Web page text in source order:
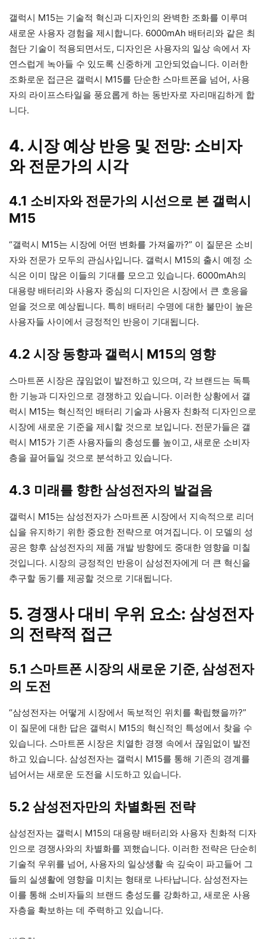
갤럭시 M15는 기술적 혁신과 디자인의 완벽한 조화를 이루며
새로운 사용자 경험을 제시합니다. 6000mAh 배터리와 같은 최
첨단 기술이 적용되면서도, 디자인은 사용자의 일상 속에서 자
연스럽게 녹아들 수 있도록 신중하게 고안되었습니다. 이러한
조화로운 접근은 갤럭시 M15를 단순한 스마트폰을 넘어, 사용
자의 라이프스타일을 풍요롭게 하는 동반자로 자리매김하게 합
니다.
4. 시장 예상 반응 및 전망: 소비자
와 전문가의 시각
4.1 소비자와 전문가의 시선으로 본 갤럭시
M15
“갤럭시 M15는 시장에 어떤 변화를 가져올까?” 이 질문은 소비
자와 전문가 모두의 관심사입니다. 갤럭시 M15의 출시 예정 소
식은 이미 많은 이들의 기대를 모으고 있습니다. 6000mAh의
대용량 배터리와 사용자 중심의 디자인은 시장에서 큰 호응을
얻을 것으로 예상됩니다. 특히 배터리 수명에 대한 불만이 높은
사용자들 사이에서 긍정적인 반응이 기대됩니다.
4.2 시장 동향과 갤럭시 M15의 영향
스마트폰 시장은 끊임없이 발전하고 있으며, 각 브랜드는 독특
한 기능과 디자인으로 경쟁하고 있습니다. 이러한 상황에서 갤
럭시 M15는 혁신적인 배터리 기술과 사용자 친화적 디자인으로
시장에 새로운 기준을 제시할 것으로 보입니다. 전문가들은 갤
럭시 M15가 기존 사용자들의 충성도를 높이고, 새로운 소비자
층을 끌어들일 것으로 분석하고 있습니다.
4.3 미래를 향한 삼성전자의 발걸음
갤럭시 M15는 삼성전자가 스마트폰 시장에서 지속적으로 리더
십을 유지하기 위한 중요한 전략으로 여겨집니다. 이 모델의 성
공은 향후 삼성전자의 제품 개발 방향에도 중대한 영향을 미칠
것입니다. 시장의 긍정적인 반응이 삼성전자에게 더 큰 혁신을
추구할 동기를 제공할 것으로 기대됩니다.
5. 경쟁사 대비 우위 요소: 삼성전자
의 전략적 접근
5.1 스마트폰 시장의 새로운 기준, 삼성전자
의 도전
“삼성전자는 어떻게 시장에서 독보적인 위치를 확립했을까?”
이 질문에 대한 답은 갤럭시 M15의 혁신적인 특성에서 찾을 수
있습니다. 스마트폰 시장은 치열한 경쟁 속에서 끊임없이 발전
하고 있습니다. 삼성전자는 갤럭시 M15를 통해 기존의 경계를
넘어서는 새로운 도전을 시도하고 있습니다.
5.2 삼성전자만의 차별화된 전략
삼성전자는 갤럭시 M15의 대용량 배터리와 사용자 친화적 디자
인으로 경쟁사와의 차별화를 꾀했습니다. 이러한 전략은 단순히
기술적 우위를 넘어, 사용자의 일상생활 속 깊숙이 파고들어 그
들의 실생활에 영향을 미치는 형태로 나타납니다. 삼성전자는
이를 통해 소비자들의 브랜드 충성도를 강화하고, 새로운 사용
자층을 확보하는 데 주력하고 있습니다.